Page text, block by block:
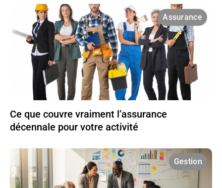
Assurance
Ce que couvre vraiment l’assurance
décennale pour votre activité
Gestion